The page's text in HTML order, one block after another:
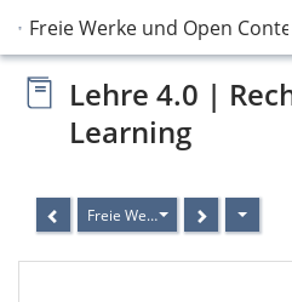
Freie Werke und Open
Lehre 4.0 |
Learning
Freie Werke und Open Content